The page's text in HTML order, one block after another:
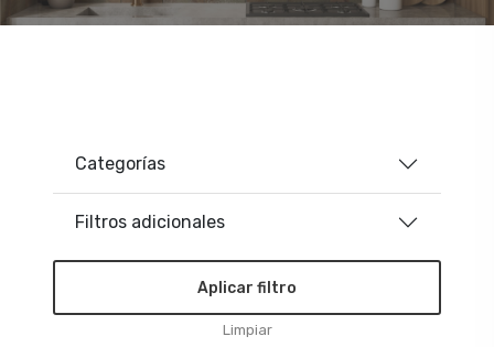
Categorías
Filtros adicionales
Aplicar filtro
Limpiar